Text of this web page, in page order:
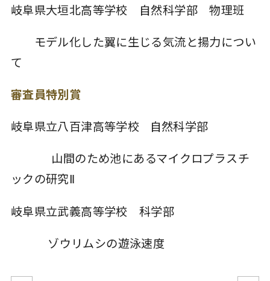
岐阜県大垣北高等学校 自然科学部 物理班
モデル化した翼に生じる気流と揚力につい
て
審査員特別賞
岐阜県立八百津高等学校 自然科学部
山間のため池にあるマイクロプラスチ
ックの研究Ⅱ
岐阜県立武義高等学校 科学部
ゾウリムシの遊泳速度